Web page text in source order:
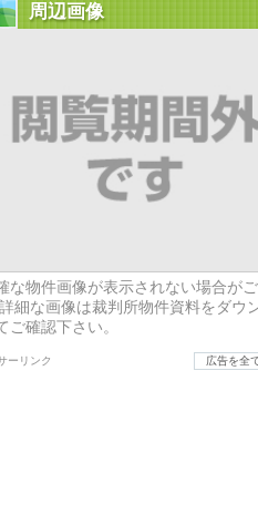
周辺画像
な物件画像が表示されない場合が
細な画像は裁判所物件資料をダウ
ご確認下さい。
ーリンク 広告を全